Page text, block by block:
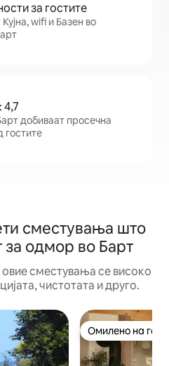
за гостите
wifi и Базен во
добиваат просечна
гостите
сместувања што
за одмор во Барт
овие сместувања се високо
чистотата и друго.
Омилено на
Омилено на